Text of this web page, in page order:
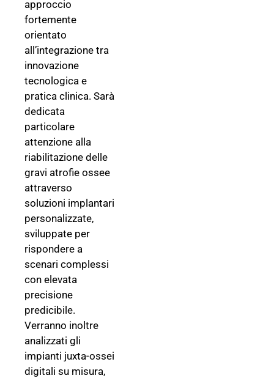
approccio
fortemente
orientato
all’integrazione tra
innovazione
tecnologica e
pratica clinica. Sarà
dedicata
particolare
attenzione alla
riabilitazione delle
gravi atrofie ossee
attraverso
soluzioni implantari
personalizzate,
sviluppate per
rispondere a
scenari complessi
con elevata
precisione
predicibile.
Verranno inoltre
analizzati gli
impianti juxta-ossei
digitali su misura,